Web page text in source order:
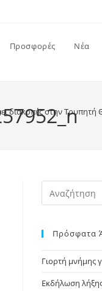
Προσφορές Νέα
διακοπές στην Τρυπητή
Πρόσφατα
Γιορτή μνήμης
Εκδήλωση